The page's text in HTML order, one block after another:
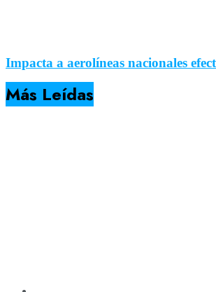
Impacta a aerolíneas nacionales
Más Leídas